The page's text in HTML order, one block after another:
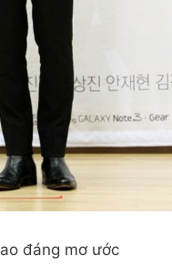
đáng mơ ước